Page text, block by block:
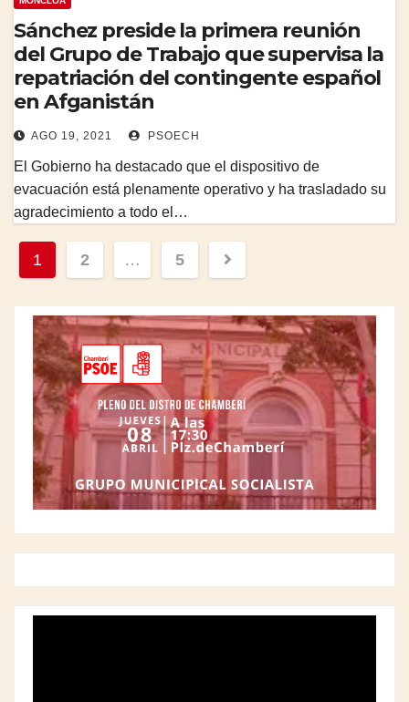
Sánchez preside la primera reunión
del Grupo de Trabajo que supervisa la
repatriación del contingente español
en Afganistán
AGO 19, 2021 PSOECH
El Gobierno ha destacado que el dispositivo de
evacuación está plenamente operativo y ha trasladado su
agradecimiento a todo el…
Paginación
de
entradas
1 2 … 5